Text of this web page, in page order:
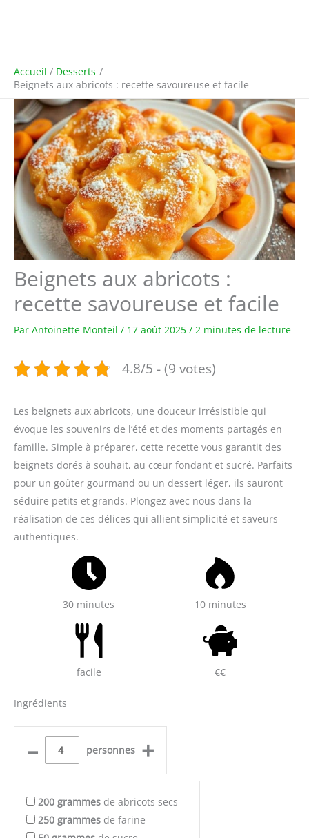
Accueil
Desserts
Beignets aux abricots : recette savoureuse et facile
Beignets aux abricots :
recette savoureuse et facile
Par Antoinette Monteil / 17 août 2025 / 2 minutes de lecture
4.8/5 - (9 votes)
Les beignets aux abricots, une douceur irrésistible qui
évoque les souvenirs de l’été et des moments partagés en
famille. Simple à préparer, cette recette vous garantit des
beignets dorés à souhait, au cœur fondant et sucré. Parfaits
pour un goûter gourmand ou un dessert léger, ils sauront
séduire petits et grands. Plongez avec nous dans la
réalisation de ces délices qui allient simplicité et saveurs
authentiques.
30 minutes 10 minutes
facile €€
Ingrédients
– personnes +
200 grammes de abricots secs
250 grammes de farine